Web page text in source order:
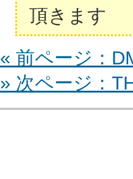
頂きます
« 前ページ：
» 次ページ：